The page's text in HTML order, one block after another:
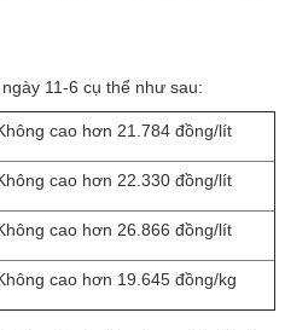
11-6 cụ thể như sau:
cao hơn 21.784 đồng/lít
cao hơn 22.330 đồng/lít
cao hơn 26.866 đồng/lít
cao hơn 19.645 đồng/kg